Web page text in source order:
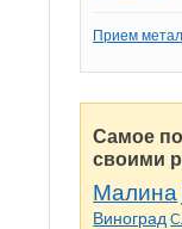
Прием
Самое
своими
Малина
Виноград